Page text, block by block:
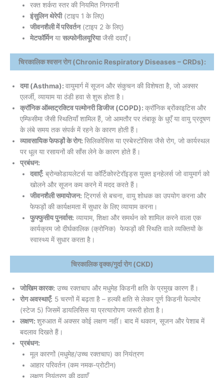
रक्त शर्करा स्तर की नियमित निगरानी
इंसुलिन थेरेपी(टाइप 1 के लिए)
जीवनशैली में परिवर्तन(टाइप 2 के लिए)
मेटफॉर्मिनया सल्फोनीलयूरियाजैसी दवाएँ।
चिरकालिक श्वसन रोग (Chronic Respiratory Diseases – CRDs):
दमा (Asthma): वायुमार्ग में सूजन और संकुचन की विशेषता है, जो अक्सर
एलर्जी, व्यायाम या ठंडी हवा से शुरू होता है।
क्रॉनिक ऑब्सट्रक्टिव पल्मोनरी डिजीज (COPD): क्रॉनिक ब्रोंकाइटिस और
एम्फिसीमा जैसी स्थितियाँ शामिल हैं, जो आमतौर पर तंबाकू के धुएँ या वायु प्रदूषण
के लंबे समय तक संपर्क में रहने के कारण होती हैं।
व्यावसायिक फेफड़ों के रोग: सिलिकोसिस या एस्बेस्टोसिस जैसे रोग, जो कार्यस्थल
पर धूल या रसायनों की साँस लेने के कारण होते हैं।
प्रबंधन:
दवाएँ: ब्रोन्कोडायलेटर्स या कॉर्टिकोस्टेरॉइड्स युक्त इनहेलर्स जो वायुमार्ग को
खोलने और सूजन कम करने में मदद करते हैं।
जीवनशैली समायोजन: ट्रिगर्स से बचना, वायु शोधक का उपयोग करना और
फेफड़ों की कार्यक्षमता में सुधार के लिए व्यायाम करना।
फुफ्फुसीय पुनर्वास: व्यायाम, शिक्षा और समर्थन को शामिल करने वाला एक
कार्यक्रम जो दीर्घकालिक (क्रोनिक) फेफड़ों की स्थिति वाले व्यक्तियों के
स्वास्थ्य में सुधार करता है।
चिरकालिक वृक्क/गुर्दा रोग (CKD)
जोखिम कारक: उच्च रक्तचाप और मधुमेह किडनी क्षति के प्रमुख कारण हैं।
रोग अवस्थाएँ: 5 चरणों में बढ़ता है – हल्की क्षति से लेकर पूर्ण किडनी फेल्योर
(स्टेज 5) जिसमें डायलिसिस या प्रत्यारोपण जरूरी होता है।
लक्षण: शुरुआत में अक्सर कोई लक्षण नहीं। बाद में थकान, सूजन और पेशाब में
बदलाव दिखते हैं।
प्रबंधन:
मूल कारणों (मधुमेह/उच्च रक्तचाप) का नियंत्रण
आहार परिवर्तन (कम नमक-प्रोटीन)
लक्षण नियंत्रण की दवाएँ